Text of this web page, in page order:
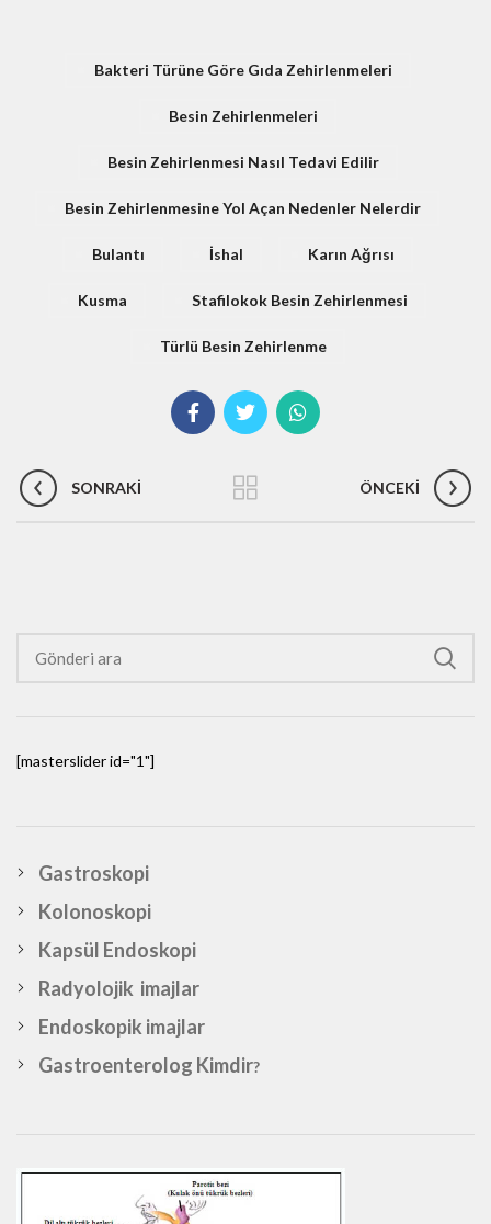
Bakteri Türüne Göre Gıda Zehirlenmeleri
Besin Zehirlenmeleri
Besin Zehirlenmesi Nasıl Tedavi Edilir
Besin Zehirlenmesine Yol Açan Nedenler Nelerdir
Bulantı İshal Karın Ağrısı
Kusma Stafilokok Besin Zehirlenmesi
Türlü Besin Zehirlenme
SONRAKI ÖNCEKI
[masterslider id="1"]
Gastroskopi
Kolonoskopi
Kapsül Endoskopi
Radyolojik imajlar
Endoskopik imajlar
Gastroenterolog Kimdir?